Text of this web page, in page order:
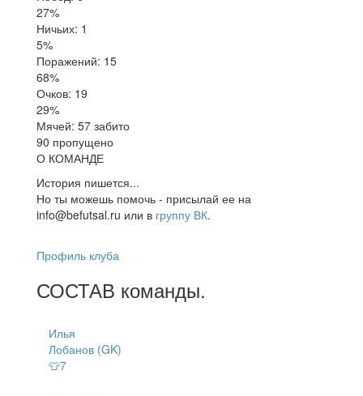
27%
Ничьих: 1
5%
Поражений: 15
68%
Очков: 19
29%
Мячей: 57 забито
90 пропущено
О КОМАНДЕ
История пишется...
Но ты можешь помочь - присылай ее на
info@befutsal.ru или в группу ВК.
Профиль клуба
СОСТАВ команды.
Илья
Лобанов (GK)
👕7